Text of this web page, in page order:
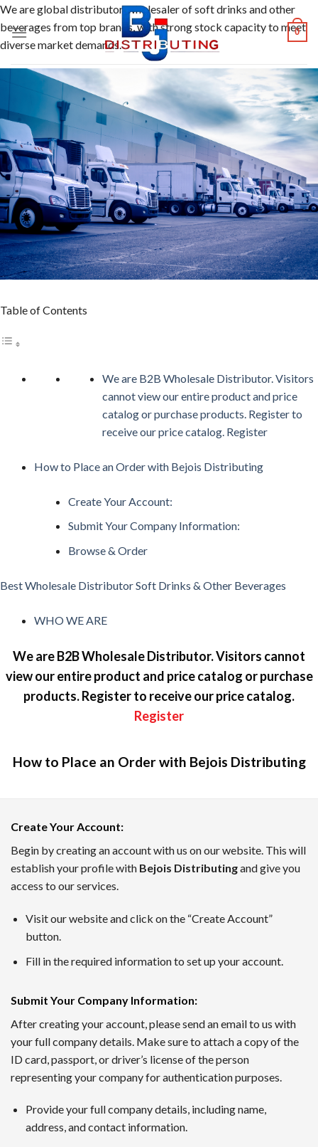
Skip
to
content
0
We are global distributor, wholesaler of soft drinks and other
beverages from top brands, with strong stock capacity to meet
diverse market demands.
Table of Contents
We are B2B Wholesale Distributor. Visitors
cannot view our entire product and price
catalog or purchase products. Register to
receive our price catalog. Register
How to Place an Order with Bejois Distributing
Create Your Account:
Submit Your Company Information:
Browse & Order
Best Wholesale Distributor Soft Drinks & Other Beverages
WHO WE ARE
We are B2B Wholesale Distributor. Visitors cannot
view our entire product and price catalog or purchase
products. Register to receive our price catalog.
Register
How to Place an Order with Bejois Distributing
Create Your Account:
Begin by creating an account with us on our website. This will
establish your profile with Bejois Distributingand give you
access to our services.
Visit our website and click on the “Create Account”
button.
Fill in the required information to set up your account.
Submit Your Company Information:
After creating your account, please send an email to us with
your full company details. Make sure to attach a copy of the
ID card, passport, or driver’s license of the person
representing your company for authentication purposes.
Provide your full company details, including name,
address, and contact information.
ボーナスインフォメーション、新着キャンペーン、業界の
TAROがピックアップした、2026年7月時点でに日本のユー
1番 ワンダーカジノ
ンクダウンなしというシステムで、長期的にプレイするほ
2nd ルーベット
Read Review
サッカーや野球など国内のスポーツにも幅広く対応するスポ